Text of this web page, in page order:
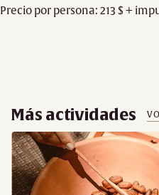
Precio por persona: 213 $ +
Más actividades